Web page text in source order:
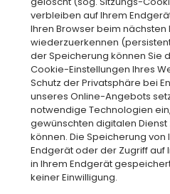
verbleiben auf Ihrem
Ihren Browser beim nächsten
wiederzuerkennen
der Speicherung können Sie
Cookie-Einstellungen Ihres
Schutz der Privatsphäre bei
unseres Online-Angebots
notwendige Technologien
gewünschten digitalen Dienst
können. Die Speicherung
Endgerät oder der Zugriff auf
in Ihrem Endgerät
keiner Einwilligung.